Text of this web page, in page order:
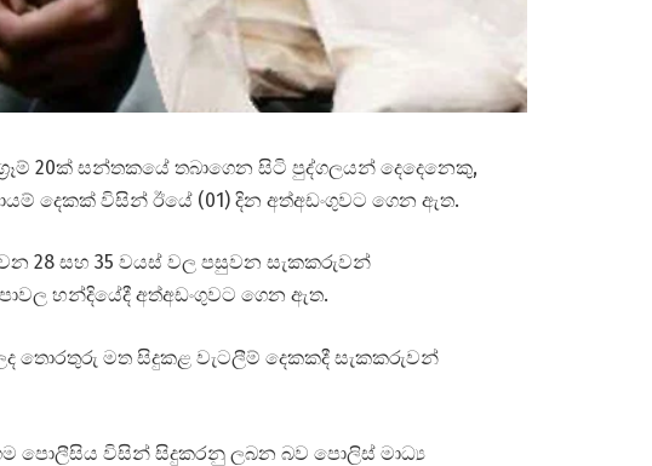
20ක් සන්තකයේ තබාගෙන සිටි පුද්ගලයන් දෙදෙනෙකු,
දෙකක් විසින් ඊයේ (01) දින අත්අඩංගුවට ගෙන ඇත.
28 සහ 35 වයස් වල පසුවන සැකකරුවන්
හන්දියේදී අත්අඩංගුවට ගෙන ඇත.
තොරතුරු මත සිදුකළ වැටලීම් දෙකකදී සැකකරුවන්
පොලීසිය විසින් සිදුකරනු ලබන බව පොලිස් මාධ්‍ය